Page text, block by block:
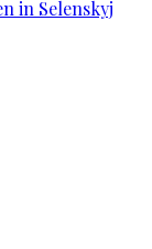
in Selenskyj